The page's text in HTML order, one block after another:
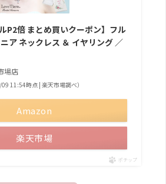
P2倍 まとめ買いクーポン】フル
ア ネックレス ＆ イヤリング ／
場店
11:54時点 | 楽天市場調べ）
Amazon
楽天市場
ポチップ